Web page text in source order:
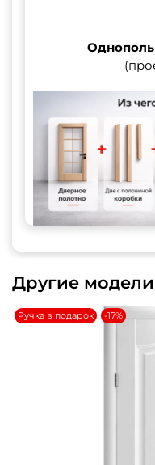
Другие модели
Ручка в подарок -17%